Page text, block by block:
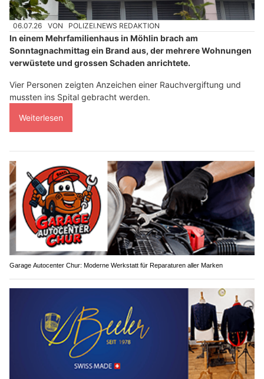
06.07.26 VON POLIZEI.NEWS REDAKTION
In einem Mehrfamilienhaus in Möhlin brach am
Sonntagnachmittag ein Brand aus, der mehrere Wohnungen
verwüstete und grossen Schaden anrichtete.
Vier Personen zeigten Anzeichen einer Rauchvergiftung und
mussten ins Spital gebracht werden.
Weiterlesen
Garage Autocenter Chur: Moderne Werkstatt für Reparaturen aller Marken